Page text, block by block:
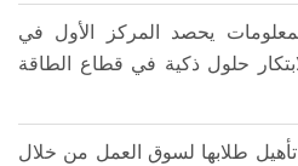
يحصد المركز الأول في
حلول ذكية في قطاع الطاقة
طلابها لسوق العمل من خلال